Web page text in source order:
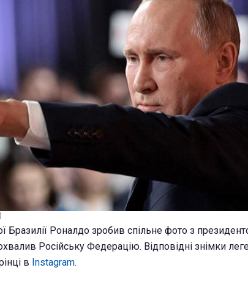
Бразилії Роналдо зробив спільне фото з
Російську Федерацію. Відповідні знімки
в Instagram.